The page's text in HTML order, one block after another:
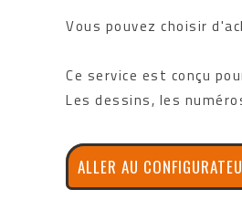
Vous pouvez choisir
Ce service est conçu
Les dessins, les
ALLER AU